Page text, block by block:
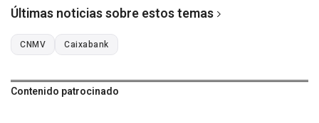
Últimas noticias sobre estos temas
CNMV Caixabank
Contenido patrocinado